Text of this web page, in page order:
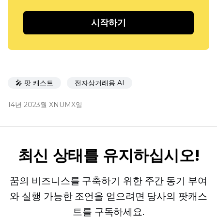
시작하기
🎤 팟 캐스트 전자상거래용 AI
14년 2023월 XNUMX일
최신 상태를 유지하십시오!
꿈의 비즈니스를 구축하기 위한 주간 동기 부여
와 실행 가능한 조언을 얻으려면 당사의 팟캐스
트를 구독하세요.